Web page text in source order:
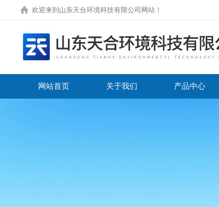
欢迎来到 山东天合环境科技有限公司网站 ！
网站首页 关于我们 产品中心